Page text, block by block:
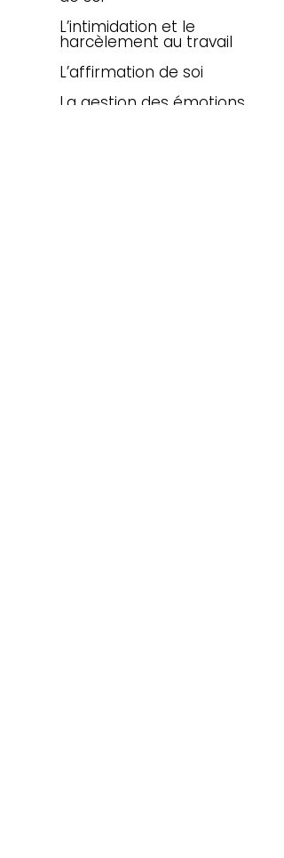
L’intimidation et le
harcèlement au travail
L’affirmation de soi
La gestion des émotions